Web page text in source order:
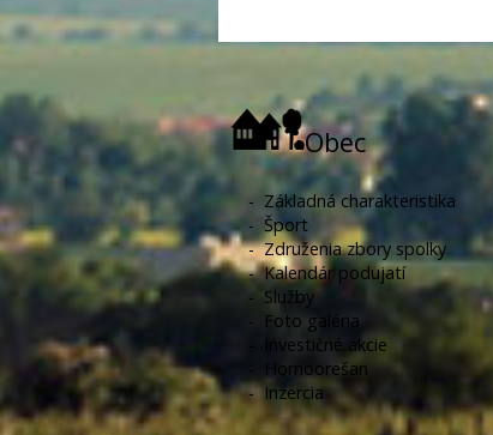
Obec
- Základná charakteristika
- Šport
-Združenia zbory spolky
-Kalendár podujatí
- Služby
- Foto galéria
-
Investičné akcie
Hornoorešan
-Inzercia